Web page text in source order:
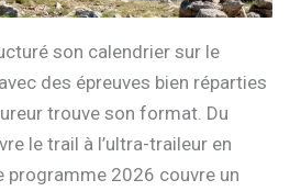
son calendrier sur le
des épreuves bien réparties
trouve son format. Du
le trail à l’ultra-traileur en
programme 2026 couvre un